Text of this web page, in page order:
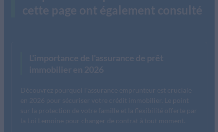
cette page ont également consulté
L'importance de l'assurance de prêt
immobilier en 2026
Découvrez pourquoi l'assurance emprunteur est cruciale
en 2026 pour sécuriser votre crédit immobilier. Le point
sur la protection de votre famille et la flexibilité offerte par
la Loi Lemoine pour changer de contrat à tout moment.